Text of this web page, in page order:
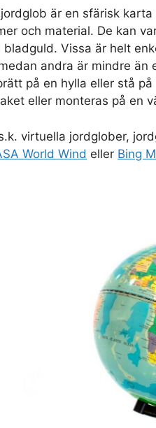
är en sfärisk
och material. De kan
Vissa är helt
andra är mindre än
på en hylla eller stå
eller monteras på en
virtuella jordglober,
World Wind eller Bing